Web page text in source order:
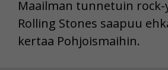
Maailman tunnetuin rock-
Rolling Stones saapuu
kertaa Pohjoismaihin.